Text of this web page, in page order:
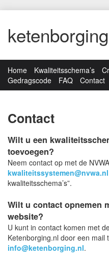
Home Kwaliteitsschema’s
Gedragscode
FAQ Contact
Contact
Wilt u een
toevoegen?
Neem contact op met de
kwaliteitssystemen@nvwa.nl
kwaliteitsschema’s”.
Wilt u contact opnemen
website?
U kunt in contact komen met
Ketenborging.nl door een mail
info@ketenborging.nl.